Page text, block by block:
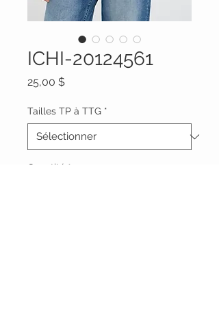
ICHI-20124561
25,00 $Prix
Tailles TP à TTG *
Quantité *